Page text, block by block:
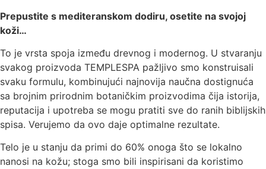
Prepustite s mediteranskom dodiru, osetite na svojoj
koži…
To je vrsta spoja između drevnog i modernog. U stvaranju
svakog proizvoda TEMPLESPA pažljivo smo konstruisali
svaku formulu, kombinujući najnovija naučna dostignuća
sa brojnim prirodnim botaničkim proizvodima čija istorija,
reputacija i upotreba se mogu pratiti sve do ranih biblijskih
spisa. Verujemo da ovo daje optimalne rezultate.
Telo je u stanju da primi do 60% onoga što se lokalno
nanosi na kožu; stoga smo bili inspirisani da koristimo